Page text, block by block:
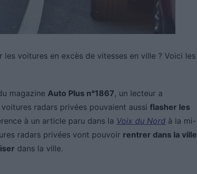
voitures en excès de vitesses en ville ? Voici les
magazine Auto Plus n°1867, un lecteur a
radars privées pouvaient aussi flasher les
à un article paru dans la Voix du Nord à la mi-
radars privées vont pouvoir rentrer dans la ville
dans la ville.